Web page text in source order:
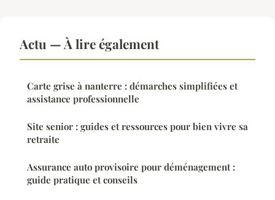
Actu — À lire également
Carte grise à nanterre : démarches simplifiées et
assistance professionnelle
Site senior : guides et ressources pour bien vivre sa
retraite
Assurance auto provisoire pour déménagement :
guide pratique et conseils